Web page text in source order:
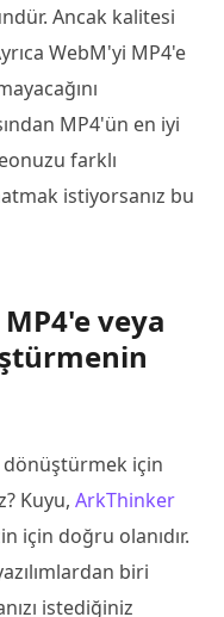
Ancak kalitesi
WebM'yi MP4'e
MP4'ün en iyi
farklı
istiyorsanız bu
veya
dönüştürmek için
Kuyu, ArkThinker
için doğru olanıdır.
biri
istediğiniz